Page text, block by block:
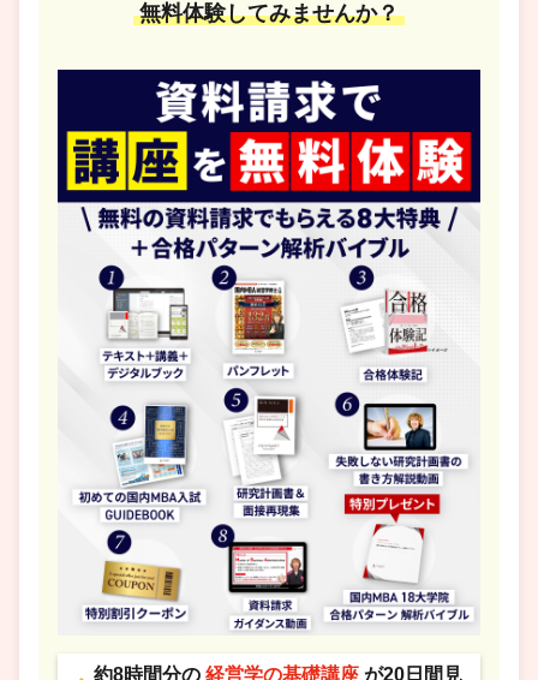
無料体験してみませんか？
約8時間分の 経営学の基礎講座 が20日間見